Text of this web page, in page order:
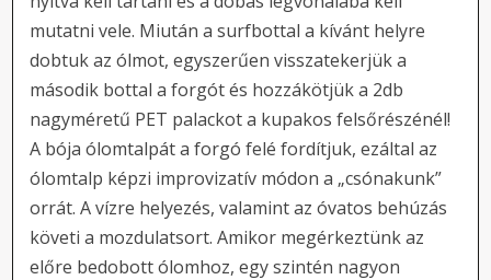
mutatni vele. Miután a surfbottal a kívánt helyre
dobtuk az ólmot, egyszerűen visszatekerjük a
második bottal a forgót és hozzákötjük a 2db
nagyméretű PET palackot a kupakos felsőrészénél!
A bója ólomtalpát a forgó felé fordítjuk, ezáltal az
ólomtalp képzi improvizatív módon a „csónakunk”
orrát. A vízre helyezés, valamint az óvatos behúzás
követi a mozdulatsort. Amikor megérkeztünk az
előre bedobott ólomhoz, egy szintén nagyon